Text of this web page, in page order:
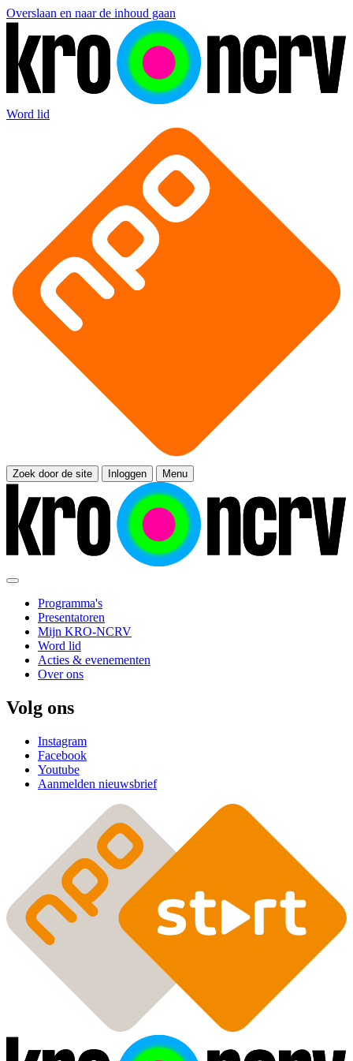
Overslaan en naar de inhoud gaan
Word lid
Zoek door de site Inloggen Menu
Programma's
Presentatoren
Mijn KRO-NCRV
Word lid
Acties & evenementen
Over ons
Volg ons
Instagram
Facebook
Youtube
Aanmelden nieuwsbrief